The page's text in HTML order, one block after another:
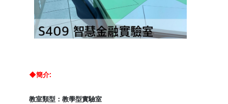
◆簡介:
教室類型：教學型實驗室